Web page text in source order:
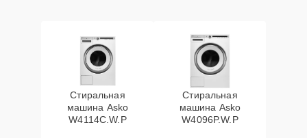
Стиральная
машина Asko
W4114C.W.P
Стиральная
машина Asko
W4096P.W.P